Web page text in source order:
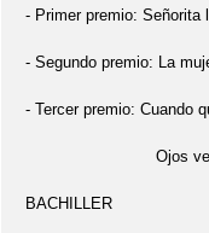
- Primer premio: Señorita
- Segundo premio: La
- Tercer premio: Cuando
Ojos verdes.
BACHILLER